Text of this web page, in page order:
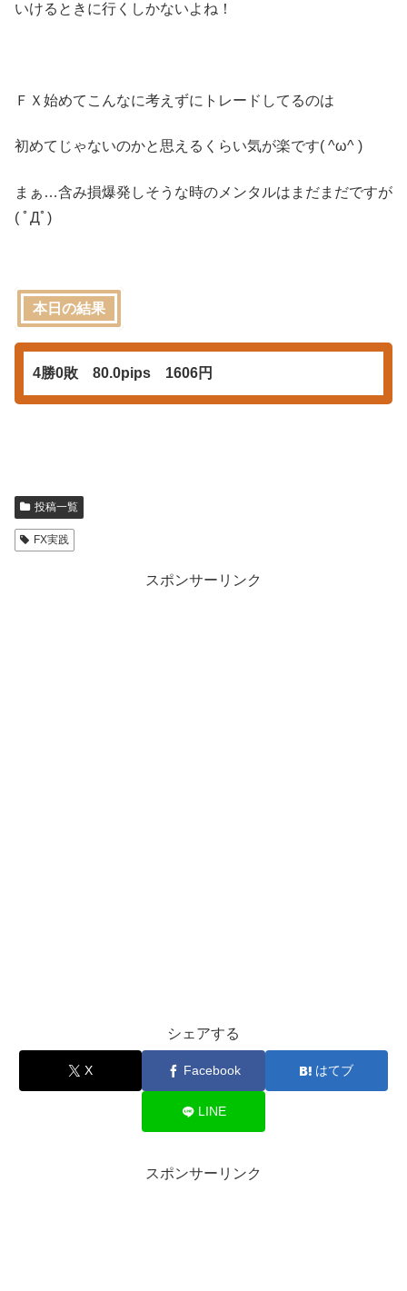
いけるときに行くしかないよね！
ＦＸ始めてこんなに考えずにトレードしてるのは
初めてじゃないのかと思えるくらい気が楽です( ^ω^ )
まぁ…含み損爆発しそうな時のメンタルはまだまだですが
( ﾟДﾟ)
本日の結果
4勝0敗 80.0pips 1606円
投稿一覧
FX実践
スポンサーリンク
シェアする
X Facebook はてブ
LINE
スポンサーリンク